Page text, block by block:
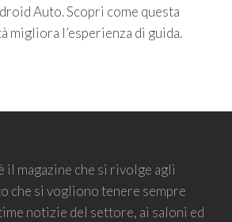
Auto. Scopri come questa
migliora l’esperienza di guida.
il magazine che si rivolge agli
che si vogliono tenere sempre
notizie del settore, ai saloni ed